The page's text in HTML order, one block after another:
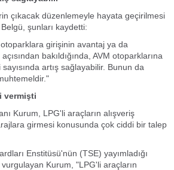
çıkacak düzenlemeyle hayata geçirilmesi
şunları kaydetti:
girişinin avantaj ya da
bakıldığında, AVM otoparklarına
artış sağlayabilir. Bunun da
vermişti
Kurum, LPG'li araçların alışveriş
girmesi konusunda çok ciddi bir talep
Enstitüsü'nün (TSE) yayımladığı
Kurum, "LPG'li araçların